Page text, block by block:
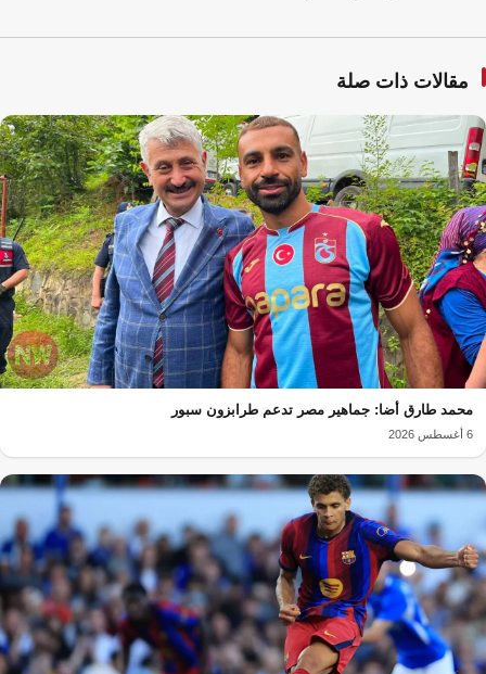
مقالات ذات صلة
محمد طارق أضا: جماهير مصر تدعم طرابزون سبور
6 أغسطس 2026